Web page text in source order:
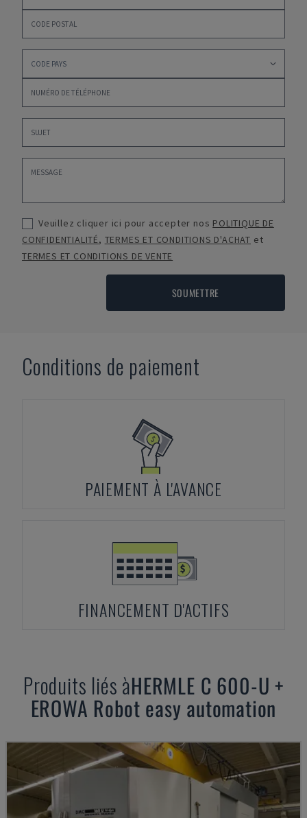
Veuillez cliquer ici pour accepter nos POLITIQUE DE
CONFIDENTIALITÉ, TERMES ET CONDITIONS D'ACHAT et
TERMES ET CONDITIONS DE VENTE
SOUMETTRE
Conditions de paiement
PAIEMENT À L'AVANCE
FINANCEMENT D'ACTIFS
Produits liés àHERMLE C 600-U +
EROWA Robot easy automation